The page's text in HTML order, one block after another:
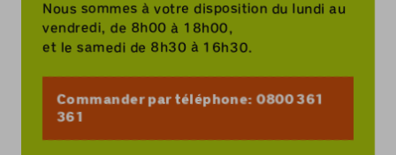
Nous sommes à votre disposition du lundi au
vendredi, de 8h00 à 18h00,
et le samedi de 8h30 à 16h30.
Commander par téléphone: 0800 361
361